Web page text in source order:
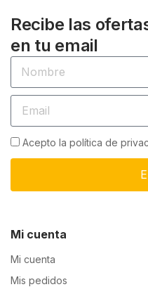
Recibe las
en tu email
Acepto la política de
Mi cuenta
Mi cuenta
Mis pedidos